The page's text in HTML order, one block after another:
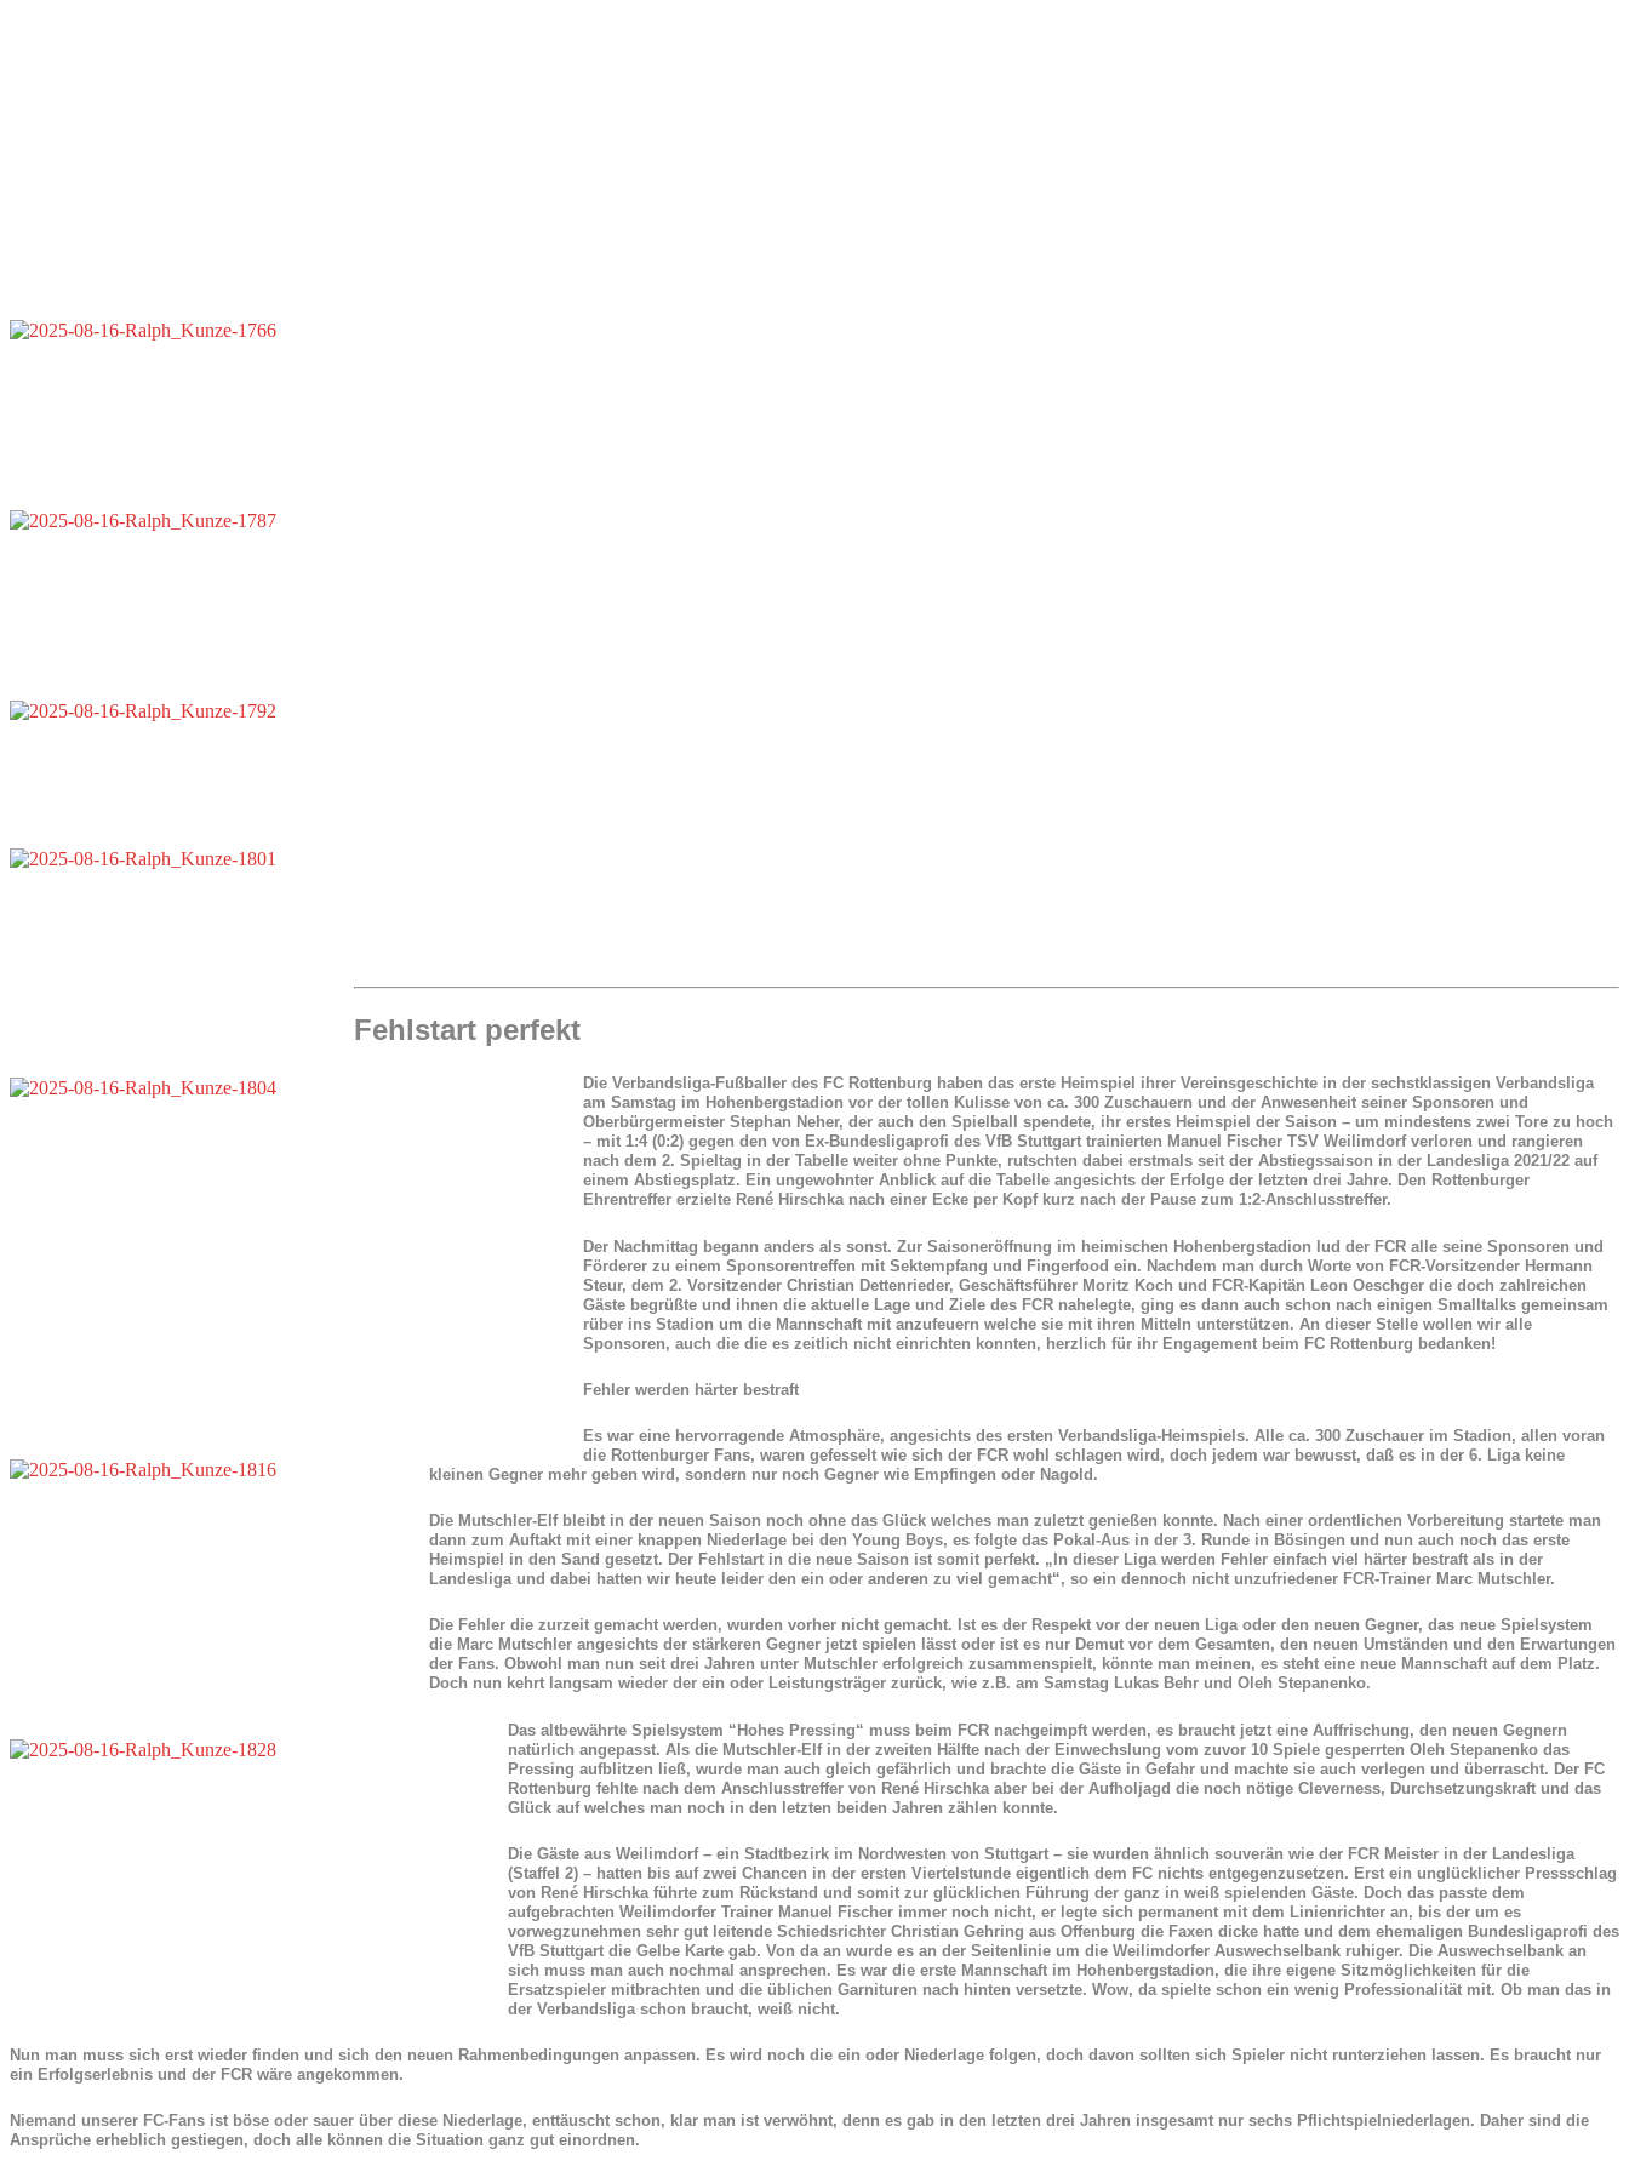
Fehlstart perfekt
Die Verbandsliga-Fußballer des FC Rottenburg haben das erste Heimspiel ihrer Vereinsgeschichte in der sechstklassigen Verbandsliga
am Samstag im Hohenbergstadion vor der tollen Kulisse von ca. 300 Zuschauern und der Anwesenheit seiner Sponsoren und
Oberbürgermeister Stephan Neher, der auch den Spielball spendete, ihr erstes Heimspiel der Saison – um mindestens zwei Tore zu hoch
– mit 1:4 (0:2) gegen den von Ex-Bundesligaprofi des VfB Stuttgart trainierten Manuel Fischer TSV Weilimdorf verloren und rangieren
nach dem 2. Spieltag in der Tabelle weiter ohne Punkte, rutschten dabei erstmals seit der Abstiegssaison in der Landesliga 2021/22 auf
einem Abstiegsplatz. Ein ungewohnter Anblick auf die Tabelle angesichts der Erfolge der letzten drei Jahre. Den Rottenburger
Ehrentreffer erzielte René Hirschka nach einer Ecke per Kopf kurz nach der Pause zum 1:2-Anschlusstreffer.
Der Nachmittag begann anders als sonst. Zur Saisoneröffnung im heimischen Hohenbergstadion lud der FCR alle seine Sponsoren und
Förderer zu einem Sponsorentreffen mit Sektempfang und Fingerfood ein. Nachdem man durch Worte von FCR-Vorsitzender Hermann
Steur, dem 2. Vorsitzender Christian Dettenrieder, Geschäftsführer Moritz Koch und FCR-Kapitän Leon Oeschger die doch zahlreichen
Gäste begrüßte und ihnen die aktuelle Lage und Ziele des FCR nahelegte, ging es dann auch schon nach einigen Smalltalks gemeinsam
rüber ins Stadion um die Mannschaft mit anzufeuern welche sie mit ihren Mitteln unterstützen. An dieser Stelle wollen wir alle
Sponsoren, auch die die es zeitlich nicht einrichten konnten, herzlich für ihr Engagement beim FC Rottenburg bedanken!
Fehler werden härter bestraft
Es war eine hervorragende Atmosphäre, angesichts des ersten Verbandsliga-Heimspiels. Alle ca. 300 Zuschauer im Stadion, allen voran
die Rottenburger Fans, waren gefesselt wie sich der FCR wohl schlagen wird, doch jedem war bewusst, daß es in der 6. Liga keine
kleinen Gegner mehr geben wird, sondern nur noch Gegner wie Empfingen oder Nagold.
Die Mutschler-Elf bleibt in der neuen Saison noch ohne das Glück welches man zuletzt genießen konnte. Nach einer ordentlichen Vorbereitung startete man
dann zum Auftakt mit einer knappen Niederlage bei den Young Boys, es folgte das Pokal-Aus in der 3. Runde in Bösingen und nun auch noch das erste
Heimspiel in den Sand gesetzt. Der Fehlstart in die neue Saison ist somit perfekt. „In dieser Liga werden Fehler einfach viel härter bestraft als in der
Landesliga und dabei hatten wir heute leider den ein oder anderen zu viel gemacht“, so ein dennoch nicht unzufriedener FCR-Trainer Marc Mutschler.
Die Fehler die zurzeit gemacht werden, wurden vorher nicht gemacht. Ist es der Respekt vor der neuen Liga oder den neuen Gegner, das neue Spielsystem
die Marc Mutschler angesichts der stärkeren Gegner jetzt spielen lässt oder ist es nur Demut vor dem Gesamten, den neuen Umständen und den Erwartungen
der Fans. Obwohl man nun seit drei Jahren unter Mutschler erfolgreich zusammenspielt, könnte man meinen, es steht eine neue Mannschaft auf dem Platz.
Doch nun kehrt langsam wieder der ein oder Leistungsträger zurück, wie z.B. am Samstag Lukas Behr und Oleh Stepanenko.
Das altbewährte Spielsystem “Hohes Pressing“ muss beim FCR nachgeimpft werden, es braucht jetzt eine Auffrischung, den neuen Gegnern
natürlich angepasst. Als die Mutschler-Elf in der zweiten Hälfte nach der Einwechslung vom zuvor 10 Spiele gesperrten Oleh Stepanenko das
Pressing aufblitzen ließ, wurde man auch gleich gefährlich und brachte die Gäste in Gefahr und machte sie auch verlegen und überrascht. Der FC
Rottenburg fehlte nach dem Anschlusstreffer von René Hirschka aber bei der Aufholjagd die noch nötige Cleverness, Durchsetzungskraft und das
Glück auf welches man noch in den letzten beiden Jahren zählen konnte.
Die Gäste aus Weilimdorf – ein Stadtbezirk im Nordwesten von Stuttgart – sie wurden ähnlich souverän wie der FCR Meister in der Landesliga
(Staffel 2) – hatten bis auf zwei Chancen in der ersten Viertelstunde eigentlich dem FC nichts entgegenzusetzen. Erst ein unglücklicher Pressschlag
von René Hirschka führte zum Rückstand und somit zur glücklichen Führung der ganz in weiß spielenden Gäste. Doch das passte dem
aufgebrachten Weilimdorfer Trainer Manuel Fischer immer noch nicht, er legte sich permanent mit dem Linienrichter an, bis der um es
vorwegzunehmen sehr gut leitende Schiedsrichter Christian Gehring aus Offenburg die Faxen dicke hatte und dem ehemaligen Bundesligaprofi des
VfB Stuttgart die Gelbe Karte gab. Von da an wurde es an der Seitenlinie um die Weilimdorfer Auswechselbank ruhiger. Die Auswechselbank an
sich muss man auch nochmal ansprechen. Es war die erste Mannschaft im Hohenbergstadion, die ihre eigene Sitzmöglichkeiten für die
Ersatzspieler mitbrachten und die üblichen Garnituren nach hinten versetzte. Wow, da spielte schon ein wenig Professionalität mit. Ob man das in
der Verbandsliga schon braucht, weiß nicht.
Nun man muss sich erst wieder finden und sich den neuen Rahmenbedingungen anpassen. Es wird noch die ein oder Niederlage folgen, doch davon sollten sich Spieler nicht runterziehen lassen. Es braucht nur
ein Erfolgserlebnis und der FCR wäre angekommen.
Niemand unserer FC-Fans ist böse oder sauer über diese Niederlage, enttäuscht schon, klar man ist verwöhnt, denn es gab in den letzten drei Jahren insgesamt nur sechs Pflichtspielniederlagen. Daher sind die
Ansprüche erheblich gestiegen, doch alle können die Situation ganz gut einordnen.